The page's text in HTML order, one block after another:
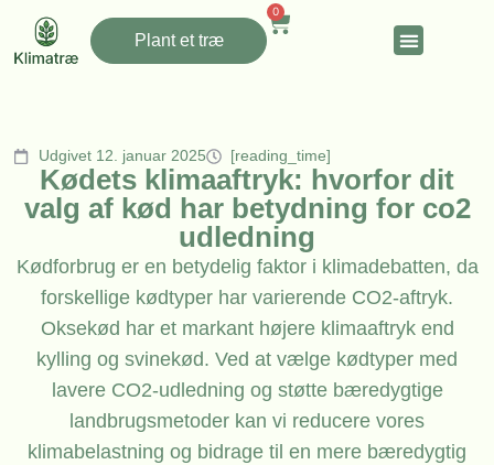
Plant et træ
0
Udgivet 12. januar 2025 [reading_time]
Kødets klimaaftryk: hvorfor dit
valg af kød har betydning for co2
udledning
Kødforbrug er en betydelig faktor i klimadebatten, da
forskellige kødtyper har varierende CO2-aftryk.
Oksekød har et markant højere klimaaftryk end
kylling og svinekød. Ved at vælge kødtyper med
lavere CO2-udledning og støtte bæredygtige
landbrugsmetoder kan vi reducere vores
klimabelastning og bidrage til en mere bæredygtig